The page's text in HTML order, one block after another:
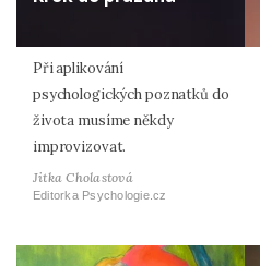
Při aplikování
psychologických poznatků do
života musíme někdy
improvizovat.
Jitka Cholastová
Editorka Psychologie.cz